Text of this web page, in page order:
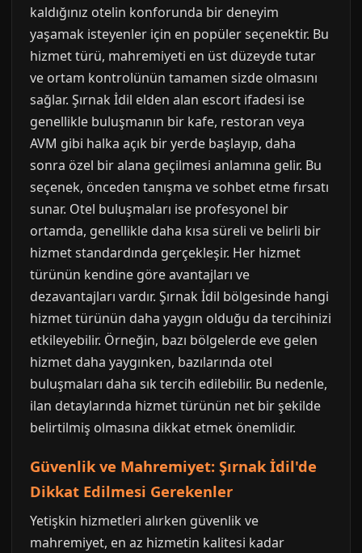
kaldığınız otelin konforunda bir deneyim
yaşamak isteyenler için en popüler seçenektir. Bu
hizmet türü, mahremiyeti en üst düzeyde tutar
ve ortam kontrolünün tamamen sizde olmasını
sağlar. Şırnak İdil elden alan escort ifadesi ise
genellikle buluşmanın bir kafe, restoran veya
AVM gibi halka açık bir yerde başlayıp, daha
sonra özel bir alana geçilmesi anlamına gelir. Bu
seçenek, önceden tanışma ve sohbet etme fırsatı
sunar. Otel buluşmaları ise profesyonel bir
ortamda, genellikle daha kısa süreli ve belirli bir
hizmet standardında gerçekleşir. Her hizmet
türünün kendine göre avantajları ve
dezavantajları vardır. Şırnak İdil bölgesinde hangi
hizmet türünün daha yaygın olduğu da tercihinizi
etkileyebilir. Örneğin, bazı bölgelerde eve gelen
hizmet daha yaygınken, bazılarında otel
buluşmaları daha sık tercih edilebilir. Bu nedenle,
ilan detaylarında hizmet türünün net bir şekilde
belirtilmiş olmasına dikkat etmek önemlidir.
Güvenlik ve Mahremiyet: Şırnak İdil'de
Dikkat Edilmesi Gerekenler
Yetişkin hizmetleri alırken güvenlik ve
mahremiyet, en az hizmetin kalitesi kadar